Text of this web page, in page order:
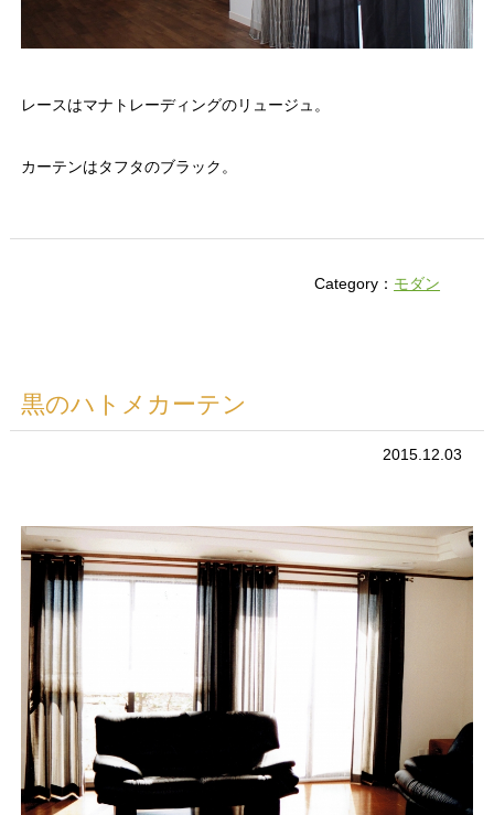
レースはマナトレーディングのリュージュ。
カーテンはタフタのブラック。
Category： モダン
黒のハトメカーテン
2015.12.03